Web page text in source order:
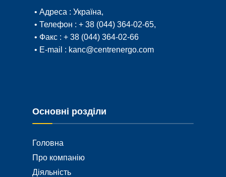
• Адреса : Україна,
• Телефон : + 38 (044) 364-02-65,
• Факс : + 38 (044) 364-02-66
• E-mail : kanc@centrenergo.com
Основні розділи
Головна
Про компанію
Діяльність